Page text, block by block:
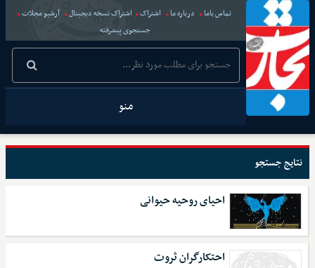
تماس باما درباره ما اشتراک اشتراک نسخه دیجیتال
آرشیو مجلات
جستجوی پیشرفته
منو
نتایج جستجو
احیای روحیه حیوانی
احتکارگران ثروت